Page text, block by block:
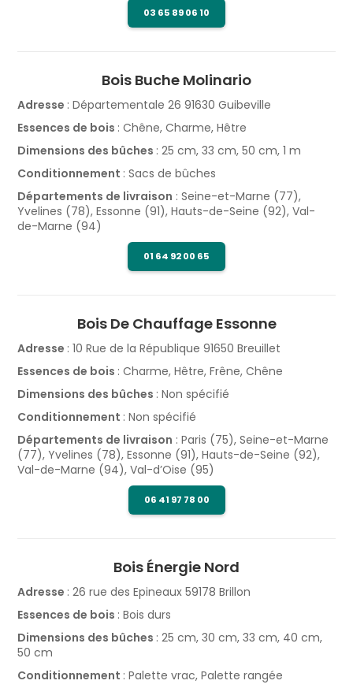
03 65 89 06 10
Bois Buche Molinario
Adresse : Départementale 26 91630 Guibeville
Essences de bois : Chêne, Charme, Hêtre
Dimensions des bûches : 25 cm, 33 cm, 50 cm, 1 m
Conditionnement : Sacs de bûches
Départements de livraison : Seine-et-Marne (77),
Yvelines (78), Essonne (91), Hauts-de-Seine (92), Val-
de-Marne (94)
01 64 92 00 65
Bois De Chauffage Essonne
Adresse : 10 Rue de la République 91650 Breuillet
Essences de bois : Charme, Hêtre, Frêne, Chêne
Dimensions des bûches : Non spécifié
Conditionnement : Non spécifié
Départements de livraison : Paris (75), Seine-et-Marne
(77), Yvelines (78), Essonne (91), Hauts-de-Seine (92),
Val-de-Marne (94), Val-d’Oise (95)
06 41 97 78 00
Bois Énergie Nord
Adresse : 26 rue des Epineaux 59178 Brillon
Essences de bois : Bois durs
Dimensions des bûches : 25 cm, 30 cm, 33 cm, 40 cm,
50 cm
Conditionnement : Palette vrac, Palette rangée